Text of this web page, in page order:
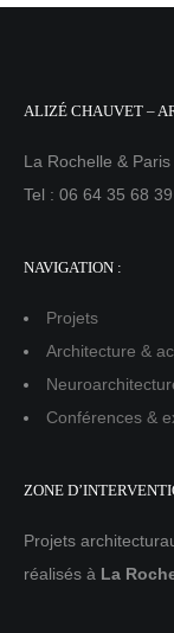
ALIZÉ CHAUVET –
La Rochelle & Paris
Tel : 06 64 35 68 39
NAVIGATION :
Projets
Architecture &
Conférences &
ZONE
Projets
réalisés à La